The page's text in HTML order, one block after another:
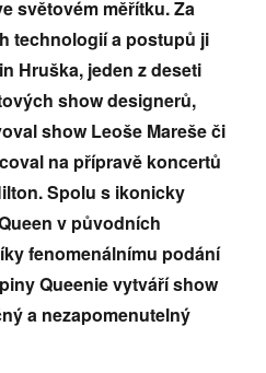
světovém měřítku. Za
technologií a postupů ji
Hruška, jeden z deseti
show designerů,
show Leoše Mareše či
na přípravě koncertů
Spolu s ikonicky
v původních
fenomenálnímu podání
Queenie vytváří show
a nezapomenutelný